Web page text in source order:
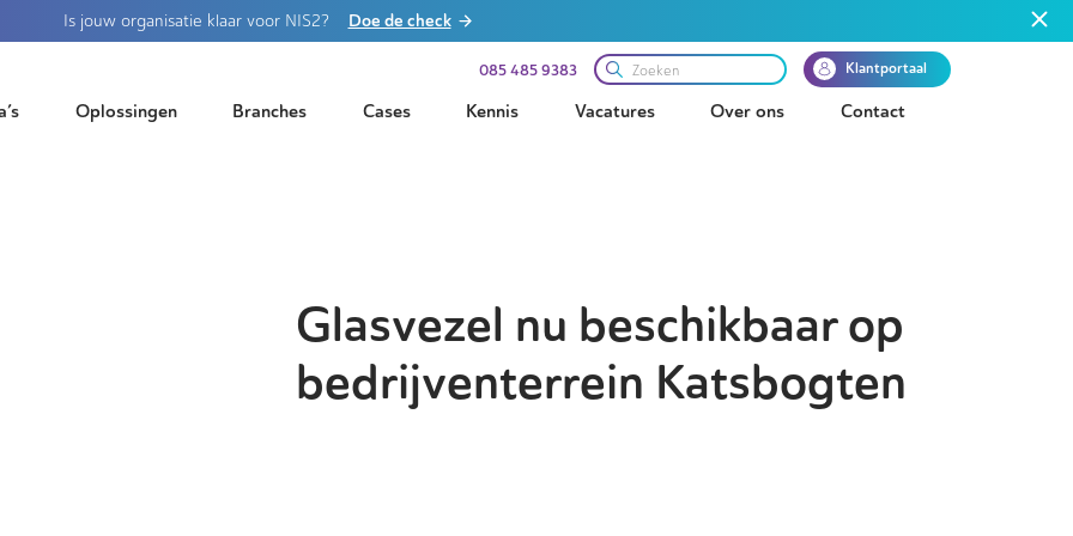
Is jouw organisatie klaar voor NIS2? Doe de check
085 485 9383 Klantportaal
Oplossingen Branches Cases Kennis Vacatures Over ons Contact
Glasvezel nu beschikbaar op
bedrijventerrein Katsbogten